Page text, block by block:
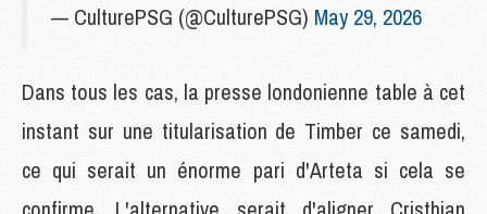
— CulturePSG (@CulturePSG) May 29, 2026
Dans tous les cas, la presse londonienne table à cet
instant sur une titularisation de Timber ce samedi,
ce qui serait un énorme pari d'Arteta si cela se